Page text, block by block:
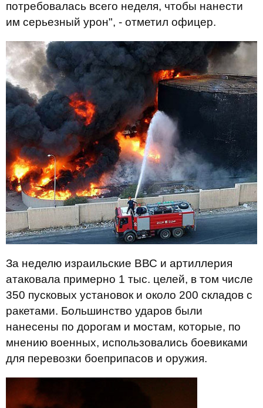
потребовалась всего неделя, чтобы нанести
им серьезный урон", - отметил офицер.
За неделю израильские ВВС и артиллерия
атаковала примерно 1 тыс. целей, в том числе
350 пусковых установок и около 200 складов с
ракетами. Большинство ударов были
нанесены по дорогам и мостам, которые, по
мнению военных, использовались боевиками
для перевозки боеприпасов и оружия.